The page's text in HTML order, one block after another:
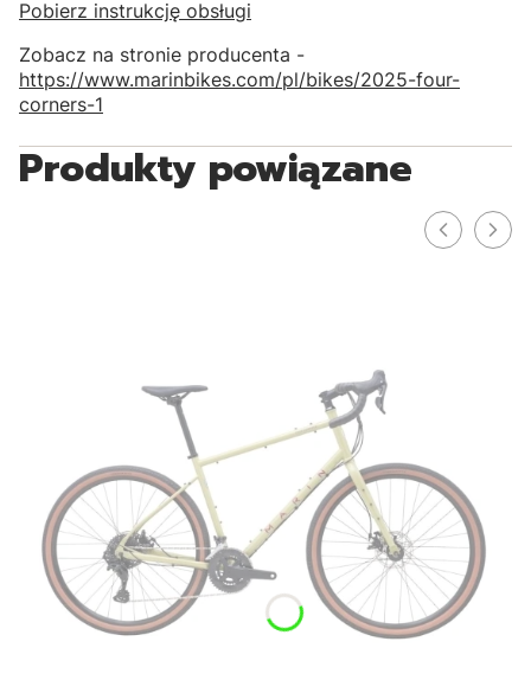
Pobierz instrukcję obsługi
Zobacz na stronie producenta -
https://www.marinbikes.com/pl/bikes/2025-four-
corners-1
Produkty powiązane